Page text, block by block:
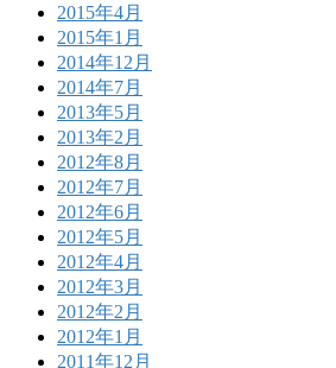
2015年4月
2015年1月
2014年12月
2014年7月
2013年5月
2013年2月
2012年8月
2012年7月
2012年6月
2012年5月
2012年4月
2012年3月
2012年2月
2012年1月
2011年12月